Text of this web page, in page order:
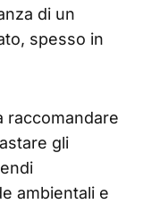
di un
spesso in
raccomandare
gli
ambientali e